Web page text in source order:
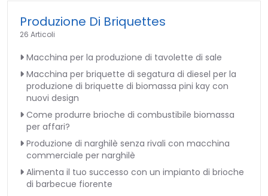
Produzione Di Briquettes
26 Articoli
Macchina per la produzione di tavolette di sale
Macchina per briquette di segatura di diesel per la
produzione di briquette di biomassa pini kay con
nuovi design
Come produrre brioche di combustibile biomassa
per affari?
Produzione di narghilè senza rivali con macchina
commerciale per narghilè
Alimenta il tuo successo con un impianto di brioche
di barbecue fiorente